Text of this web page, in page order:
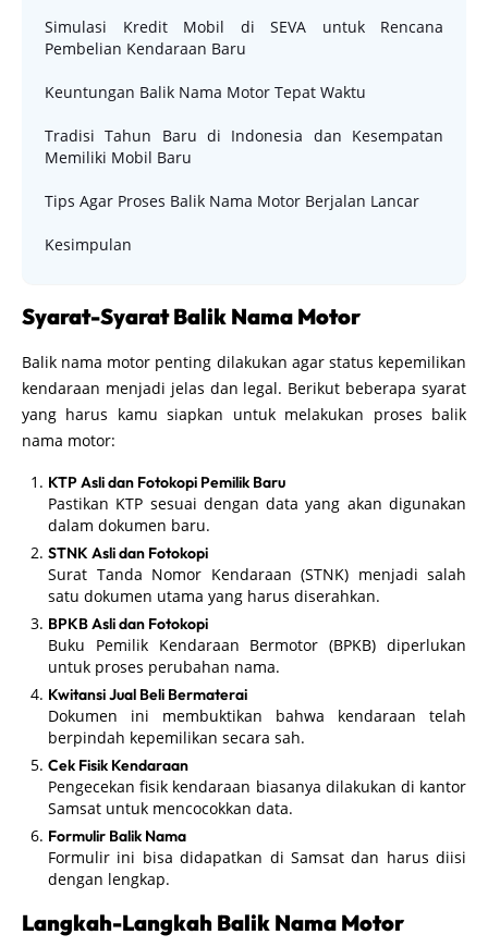
Simulasi Kredit Mobil di SEVA untuk Rencana
Pembelian Kendaraan Baru
Keuntungan Balik Nama Motor Tepat Waktu
Tradisi Tahun Baru di Indonesia dan Kesempatan
Memiliki Mobil Baru
Tips Agar Proses Balik Nama Motor Berjalan Lancar
Kesimpulan
Syarat-Syarat Balik Nama Motor
Balik nama motor penting dilakukan agar status kepemilikan
kendaraan menjadi jelas dan legal. Berikut beberapa syarat
yang harus kamu siapkan untuk melakukan proses balik
nama motor:
KTP Asli dan Fotokopi Pemilik Baru
Pastikan KTP sesuai dengan data yang akan digunakan
dalam dokumen baru.
STNK Asli dan Fotokopi
Surat Tanda Nomor Kendaraan (STNK) menjadi salah
satu dokumen utama yang harus diserahkan.
BPKB Asli dan Fotokopi
Buku Pemilik Kendaraan Bermotor (BPKB) diperlukan
untuk proses perubahan nama.
Kwitansi Jual Beli Bermaterai
Dokumen ini membuktikan bahwa kendaraan telah
berpindah kepemilikan secara sah.
Cek Fisik Kendaraan
Pengecekan fisik kendaraan biasanya dilakukan di kantor
Samsat untuk mencocokkan data.
Formulir Balik Nama
Formulir ini bisa didapatkan di Samsat dan harus diisi
dengan lengkap.
Langkah-Langkah Balik Nama Motor